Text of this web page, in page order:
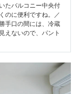
たバルコニー中央付
のに便利ですね。／
手口の間には、冷蔵
えないので、パント